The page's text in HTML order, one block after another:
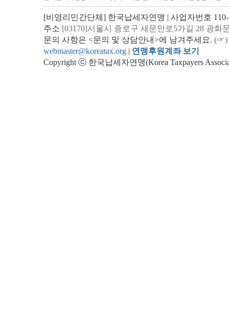
[비영리민간단체] 한국납세자연맹 | 사업자번호
주소 [03170]서울시 종로구 새문안로5가길 28 광화
문의 사항은 <문의 및 상담안내>에 남겨주세요. (☞)
webmaster@koreatax.org | 연맹후원계좌 보기
Copyright ⓒ 한국납세자연맹(Korea Taxpayers